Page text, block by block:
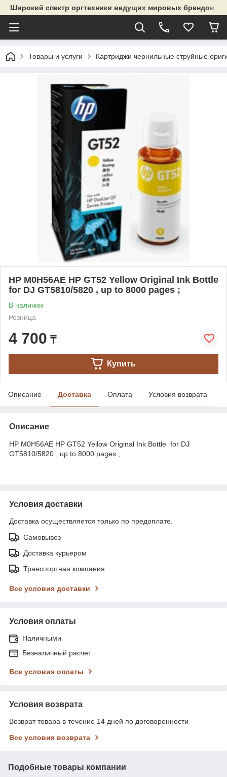
Широкий спектр оргтехники ведущих мировых брендов и
Товары и услуги Картриджи чернильные струйные
HP M0H56AE HP GT52 Yellow Original Ink Bottle
for DJ GT5810/5820 , up to 8000 pages ;
В наличии
Розница
4 700 ₸
Купить
Описание Доставка Оплата Условия возврата
Описание
HP M0H56AE HP GT52 Yellow Original Ink Bottle for DJ
GT5810/5820 , up to 8000 pages ;
Условия доставки
Доставка осуществляется только по предоплате.
Самовывоз
Доставка курьером
Транспортная компания
Все условия доставки
Условия оплаты
Наличными
Безналичный расчет
Все условия оплаты
Условия возврата
Возврат товара в течение 14 дней по договоренности
Все условия возврата
Подобные товары компании